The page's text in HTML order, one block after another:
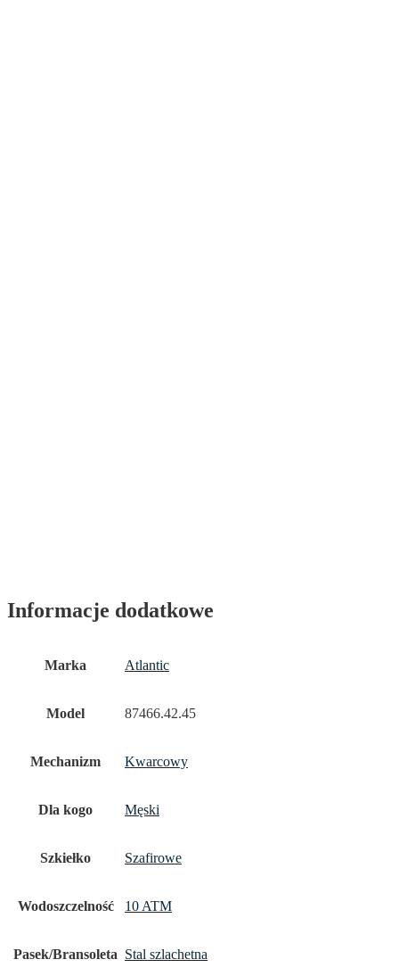
Informacje dodatkowe
Marka Atlantic
Model 87466.42.45
Mechanizm Kwarcowy
Dla kogo Męski
Szkiełko Szafirowe
Wodoszczelność 10 ATM
Pasek/Bransoleta Stal szlachetna